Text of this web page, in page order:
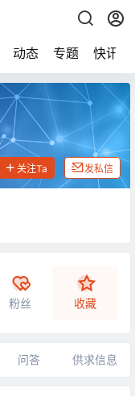
动态 专题 快讯
关注Ta 发私信
粉丝 收藏
问答 供求信息